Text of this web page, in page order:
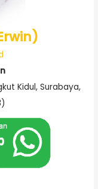
Kidul, Surabaya,